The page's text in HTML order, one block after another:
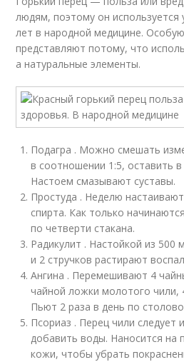
людям, поэтому он
лет в народной медицине.
представляют потому, что
а натуральные элементы.
Подагра . Можно смешать
в соотношении 1:5, оставить
Настоем смазывают суставы.
Простуда . Неделю
спирта. Как только
по четверти стакана.
Радикулит . Настойкой из 500
и 2 стручков растирают
Ангина . Перемешивают 4
чайной ложки молотого чили,
Пьют 2 раза в день по
Псориаз . Перец чили следует
добавить воды. Наносится на
кожи, чтобы убрать